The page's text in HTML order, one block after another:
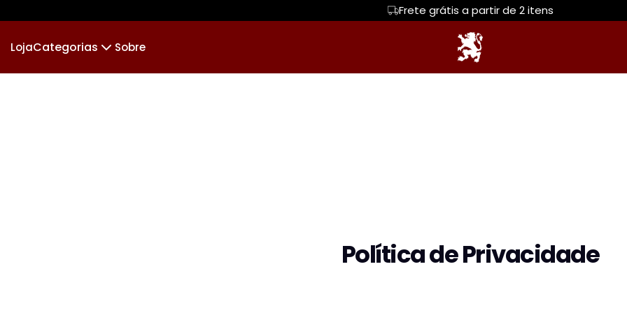
Frete grátis a partir de 2 itens
LojaCategorias Sobre
Política de Privacidade